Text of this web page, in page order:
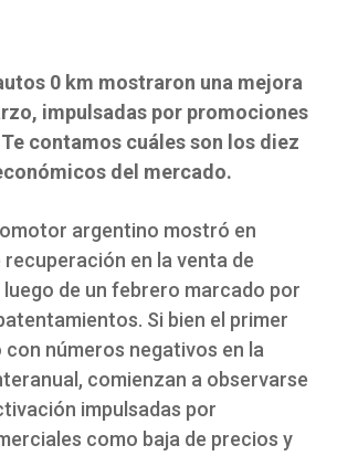
0 km mostraron una mejora
impulsadas por promociones
contamos cuáles son los diez
del mercado.
argentino mostró en
en la venta de
luego de un febrero marcado por
Si bien el primer
números negativos en la
comienzan a observarse
impulsadas por
como baja de precios y